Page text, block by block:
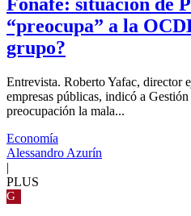
“preocupa” a la
grupo?
Entrevista. Roberto Yafac, director
empresas públicas, indicó a
preocupación la mala...
Economía
Alessandro Azurín
|
PLUS
G